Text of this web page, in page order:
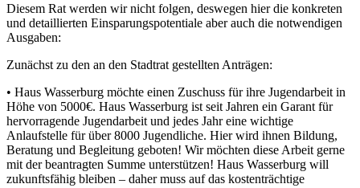
Diesem Rat werden wir nicht folgen, deswegen hier die konkreten
und detaillierten Einsparungspotentiale aber auch die notwendigen
Ausgaben:
Zunächst zu den an den Stadtrat gestellten Anträgen:
• Haus Wasserburg möchte einen Zuschuss für ihre Jugendarbeit in
Höhe von 5000€. Haus Wasserburg ist seit Jahren ein Garant für
hervorragende Jugendarbeit und jedes Jahr eine wichtige
Anlaufstelle für über 8000 Jugendliche. Hier wird ihnen Bildung,
Beratung und Begleitung geboten! Wir möchten diese Arbeit gerne
mit der beantragten Summe unterstützen! Haus Wasserburg will
zukunftsfähig bleiben – daher muss auf das kostenträchtige